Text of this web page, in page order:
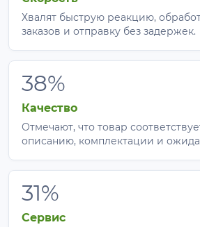
Хвалят быструю реакцию,
заказов и отправку без задержек.
38%
Качество
Отмечают, что товар
описанию, комплектации и
31%
Сервис